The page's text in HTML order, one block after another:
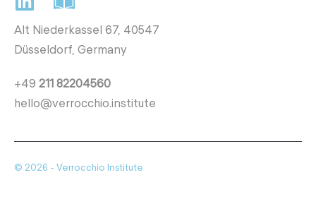
Alt Niederkassel 67, 40547
Düsseldorf, Germany
+49 211 82204560
hello@verrocchio.institute
© 2026 - Verrocchio Institute